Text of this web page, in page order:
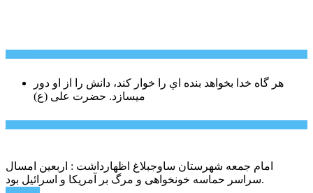
هر گاه خدا بخواهد بنده اي را خوار كند، دانش را از او دور
میسازد. حضرت علی (ع)
امام جمعه شهرستان ساوجبلاغ اظهارداشت : اربعین امسال
سراسر حماسه خونخواهی و مرگ بر آمریکا و اسرائیل بود.